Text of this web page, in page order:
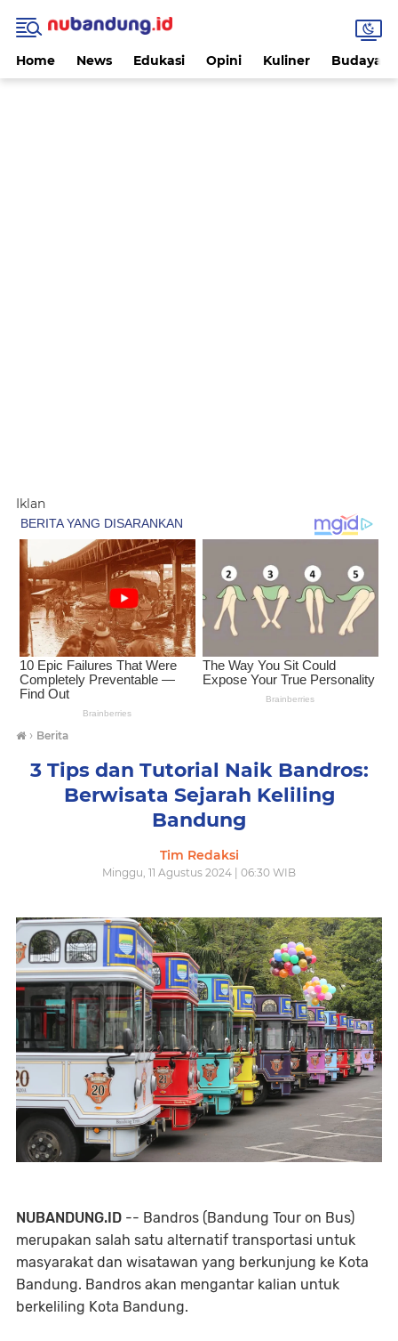
Home News Edukasi Opini Kuliner Budaya
Iklan
› Berita
3 Tips dan Tutorial Naik Bandros:
Berwisata Sejarah Keliling
Bandung
Tim Redaksi
Minggu, 11 Agustus 2024 | 06:30 WIB
NUBANDUNG.ID -- Bandros (Bandung Tour on Bus)
merupakan salah satu alternatif transportasi untuk
masyarakat dan wisatawan yang berkunjung ke Kota
Bandung. Bandros akan mengantar kalian untuk
berkeliling Kota Bandung.